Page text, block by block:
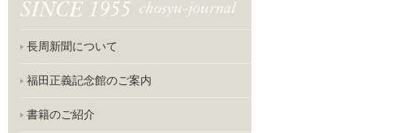
長周新聞について
福田正義記念館のご案内
書籍のご紹介